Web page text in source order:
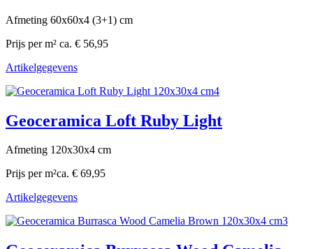
Afmeting 60x60x4 (3+1) cm
Prijs per m² ca. € 56,95
Artikelgegevens
Geoceramica Loft Ruby Light
Afmeting 120x30x4 cm
Prijs per m²ca. € 69,95
Artikelgegevens